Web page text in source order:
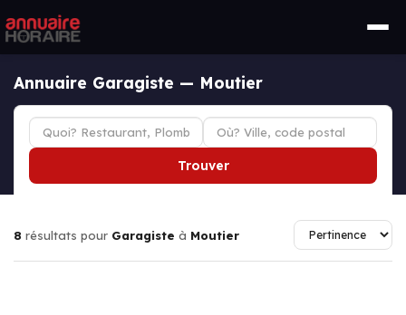
Annuaire Garagiste — Moutier
Trouver
8 résultats pour Garagiste à Moutier